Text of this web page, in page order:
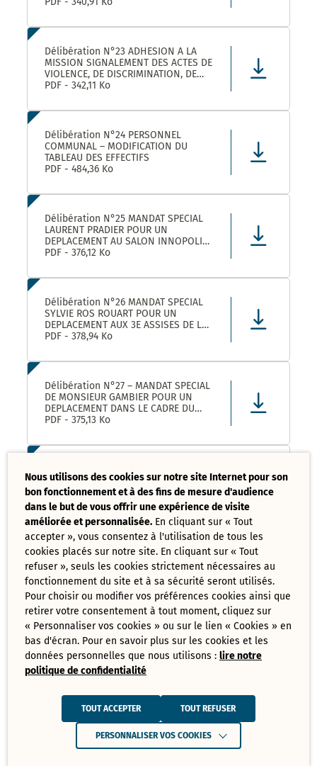
Délibération N°23 ADHESION A LA
MISSION SIGNALEMENT DES ACTES DE
VIOLENCE, DE DISCRIMINATION, DE
HARCELEMENT ET D’AGISSEMENTS
PDF - 342,11 Ko
Délibération N°24 PERSONNEL
COMMUNAL – MODIFICATION DU
TABLEAU DES EFFECTIFS
PDF - 484,36 Ko
Délibération N°25 MANDAT SPECIAL
LAURENT PRADIER POUR UN
DEPLACEMENT AU SALON INNOPOLIS
A PARIS
PDF - 376,12 Ko
Délibération N°26 MANDAT SPECIAL
SYLVIE ROS ROUART POUR UN
DEPLACEMENT AUX 3E ASSISES DE LA
VOIE D’ARLES A ARLES
PDF - 378,94 Ko
Délibération N°27 – MANDAT SPECIAL
DE MONSIEUR GAMBIER POUR UN
DEPLACEMENT DANS LE CADRE DU
FORUM DES ELUS INFO JEUNES A
PDF - 375,13 Ko
Liste des délibérations examinées
Conseil Municipal 17 mars 2025
PDF - 121,08 Ko
Ordre du jour du Conseil Municipal 17
mars 2025
PDF - 73,70 Ko
Tout
télécharger
Juin
Ressources de Juin 2025
Convocation Conseil Municipal du 30
PDF - 231,28 Ko
Nous utilisons des cookies sur notre site Internet pour son
bon fonctionnement et à des fins de mesure d'audience
dans le but de vous offrir une expérience de visite
améliorée et personnalisée. En cliquant sur « Tout
accepter », vous consentez à l'utilisation de tous les
cookies placés sur notre site. En cliquant sur « Tout
refuser », seuls les cookies strictement nécessaires au
fonctionnement du site et à sa sécurité seront utilisés.
Pour choisir ou modifier vos préférences cookies ainsi que
retirer votre consentement à tout moment, cliquez sur
« Personnaliser vos cookies » ou sur le lien « Cookies » en
bas d'écran. Pour en savoir plus sur les cookies et les
données personnelles que nous utilisons :lire notre
politique de confidentialité
TOUT ACCEPTER TOUT REFUSER
PERSONNALISER VOS COOKIES